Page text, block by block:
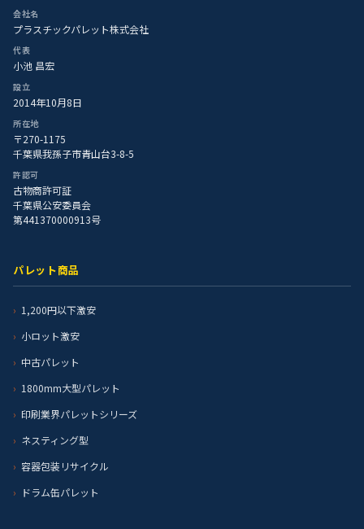
会社名
プラスチックパレット株式会社
代表
小池 昌宏
設立
2014年10月8日
所在地
〒270-1175
千葉県我孫子市青山台3-8-5
許認可
古物商許可証
千葉県公安委員会
第441370000913号
パレット商品
1,200円以下激安
小ロット激安
中古パレット
1800mm大型パレット
印刷業界パレットシリーズ
ネスティング型
容器包装リサイクル
ドラム缶パレット